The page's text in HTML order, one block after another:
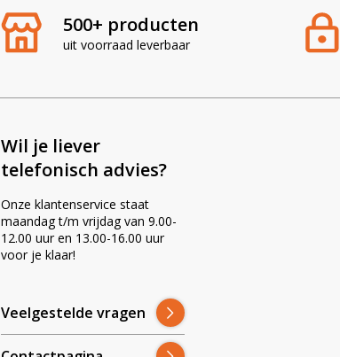
500+ producten
uit voorraad leverbaar
Wil je liever
telefonisch advies?
Onze klantenservice staat
maandag t/m vrijdag van 9.00-
12.00 uur en 13.00-16.00 uur
voor je klaar!
Veelgestelde vragen